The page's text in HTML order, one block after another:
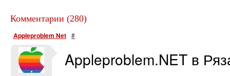
Комментарии (280)
Appleproblem Net #
Appleproblem.NET в